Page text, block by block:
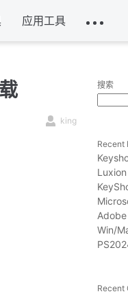
应用工具
king
搜索
Recent
Win/
Recent